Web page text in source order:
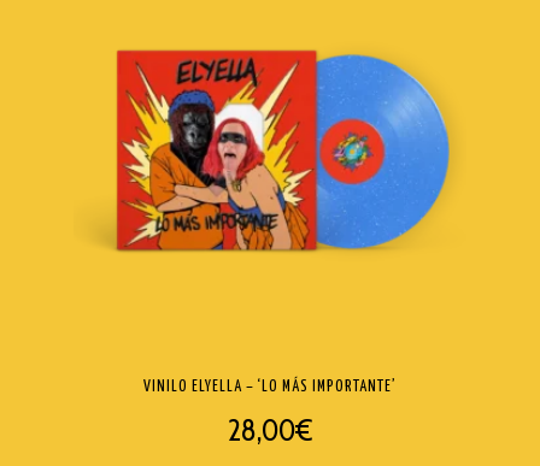
VINILO ELYELLA – ‘LO MÁS IMPORTANTE’
28,00€